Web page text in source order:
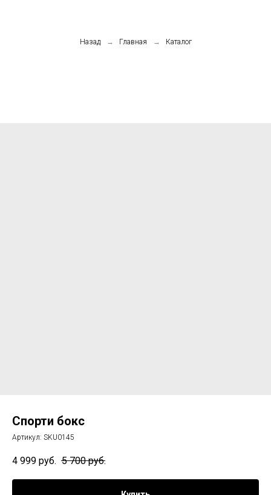
Назад → Главная → Каталог
Спорти бокс
Артикул: SKU0145
4 999 руб. 5 700 руб.